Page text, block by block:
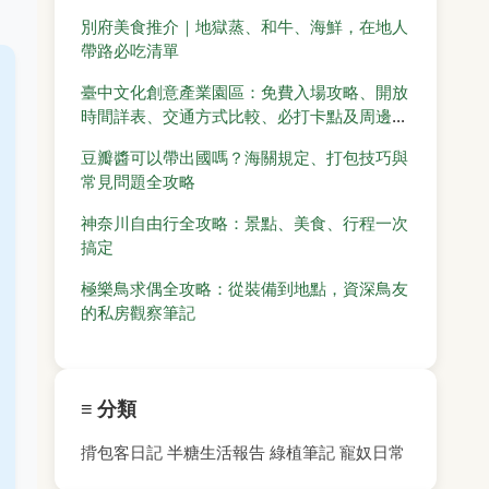
別府美食推介｜地獄蒸、和牛、海鮮，在地人
帶路必吃清單
臺中文化創意產業園區：免費入場攻略、開放
時間詳表、交通方式比較、必打卡點及周邊景
豆瓣醬可以帶出國嗎？海關規定、打包技巧與
常見問題全攻略
神奈川自由行全攻略：景點、美食、行程一次
搞定
極樂鳥求偶全攻略：從裝備到地點，資深鳥友
的私房觀察筆記
≡ 分類
揹包客日記 半糖生活報告 綠植筆記 寵奴日常